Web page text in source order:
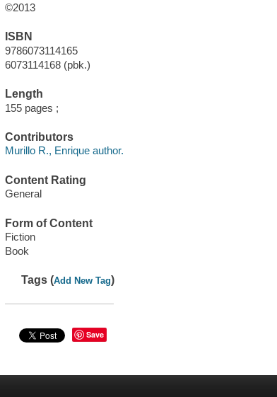
©2013
ISBN
9786073114165
6073114168 (pbk.)
Length
155 pages ;
Contributors
Murillo R., Enrique author.
Content Rating
General
Form of Content
Fiction
Book
Tags (Add New Tag)
Save